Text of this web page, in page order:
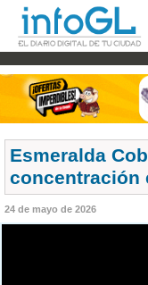
Esmeralda
concentración
24 de mayo de 2026